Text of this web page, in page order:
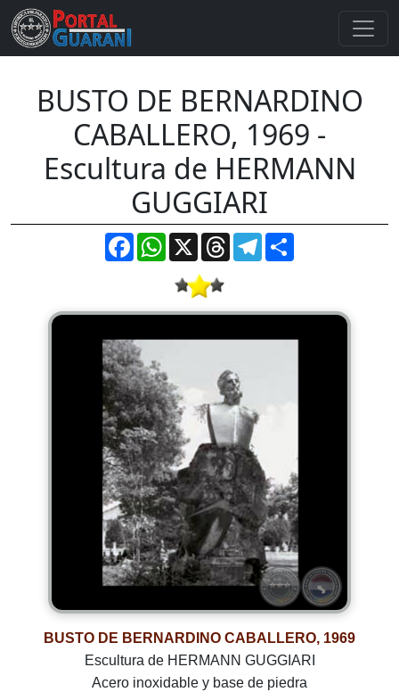
BUSTO DE BERNARDINO
CABALLERO, 1969 -
Escultura de HERMANN
GUGGIARI
FacebookWhatsApp
X ThreadsTelegram
BUSTO DE BERNARDINO CABALLERO, 1969
Escultura de HERMANN GUGGIARI
Acero inoxidable y base de piedra